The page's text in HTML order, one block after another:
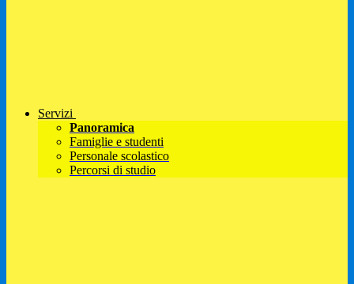
Servizi
Panoramica
Famiglie e studenti
Personale scolastico
Percorsi di studio